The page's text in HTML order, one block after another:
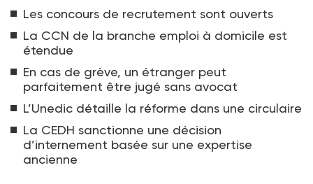
Les concours de recrutement sont ouverts
La CCN de la branche emploi à domicile est
étendue
En cas de grève, un étranger peut
parfaitement être jugé sans avocat
L’Unedic détaille la réforme dans une circulaire
La CEDH sanctionne une décision
d’internement basée sur une expertise
ancienne